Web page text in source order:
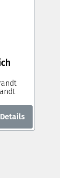
Details